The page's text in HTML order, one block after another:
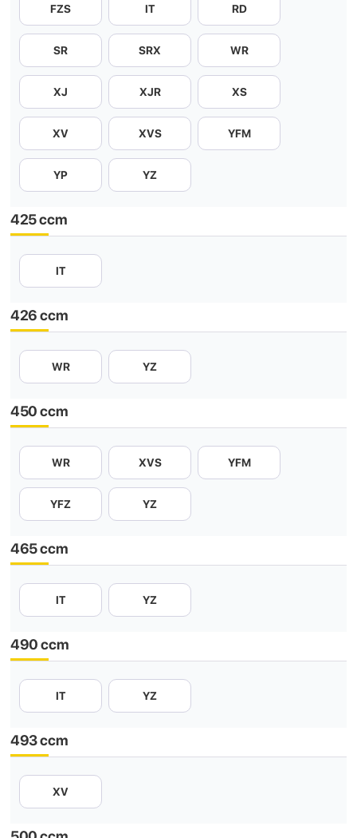
FZS IT RD
SR SRX WR
XJ XJR XS
XV XVS YFM
YP YZ
425 ccm
IT
426 ccm
WR YZ
450 ccm
WR XVS YFM
YFZ YZ
465 ccm
IT YZ
490 ccm
IT YZ
493 ccm
XV